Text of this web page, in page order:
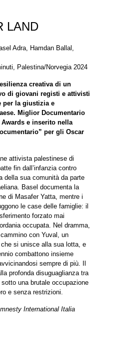
LAND
Adra, Hamdan Ballal,
Palestina/Norvegia 2024
creativa di un
di giovani registi e attivisti
per la giustizia e
Miglior Documentario
e inserito nella
per gli Oscar
attivista palestinese di
fin dall’infanzia contro
della sua comunità da parte
Basel documenta la
di Masafer Yatta, mentre i
le case delle famiglie: il
forzato mai
occupata. Nel dramma,
con Yuval, un
si unisce alla sua lotta, e
combattono insieme
sempre di più. Il
profonda disuguaglianza tra
una brutale occupazione
e senza restrizioni.
International Italia